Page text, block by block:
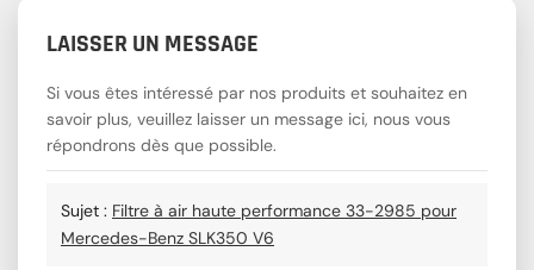
LAISSER UN MESSAGE
Si vous êtes intéressé par nos produits et souhaitez en
savoir plus, veuillez laisser un message ici, nous vous
répondrons dès que possible.
Sujet : Filtre à air haute performance 33-2985 pour
Mercedes-Benz SLK350 V6